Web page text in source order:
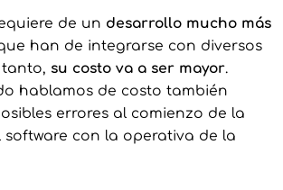
de un desarrollo mucho más
han de integrarse con diversos
tanto, su costo va a ser mayor.
hablamos de costo también
errores al comienzo de la
con la operativa de la